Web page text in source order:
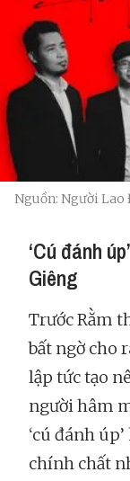
Nguồn: Người Lao
‘Cú đánh
Giêng
Trước Rằm
bất ngờ cho
lập tức tạo
người hâm
‘cú đánh
chính chất